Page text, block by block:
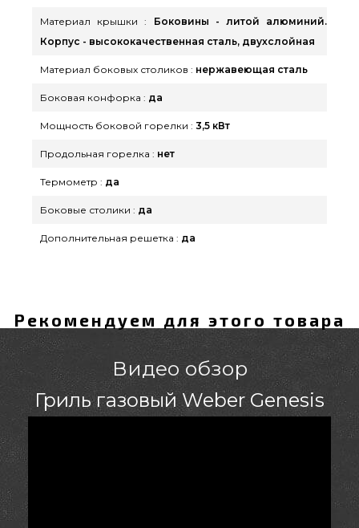
Материал крышки :
Боковины - литой алюминий.
Корпус - высококачественная сталь, двухслойная
Материал боковых столиков : нержавеющая сталь
Боковая конфорка : да
Мощность боковой горелки : 3,5 кВт
Продольная горелка : нет
Термометр : да
Боковые столики : да
Дополнительная решетка : да
Рекомендуем для этого товара
Видео обзор
Гриль газовый Weber Genesis